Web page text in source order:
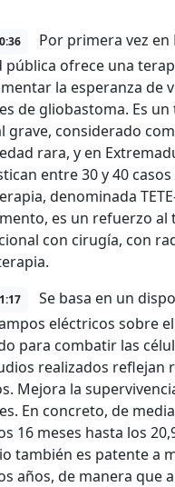
Por primera vez en
pública ofrece una
la esperanza de
de gliobastoma. Es
grave, considerado
rara, y en
entre 30 y 40 casos
denominada
es un refuerzo al
con cirugía, con
Se basa en un
eléctricos sobre
para combatir las
realizados reflejan
Mejora la
En concreto, de
16 meses hasta los
también es patente a
años, de manera que